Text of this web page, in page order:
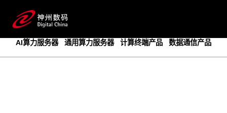
AI算力服务器
通用算力服务器 计算终端产品 数据通信产品